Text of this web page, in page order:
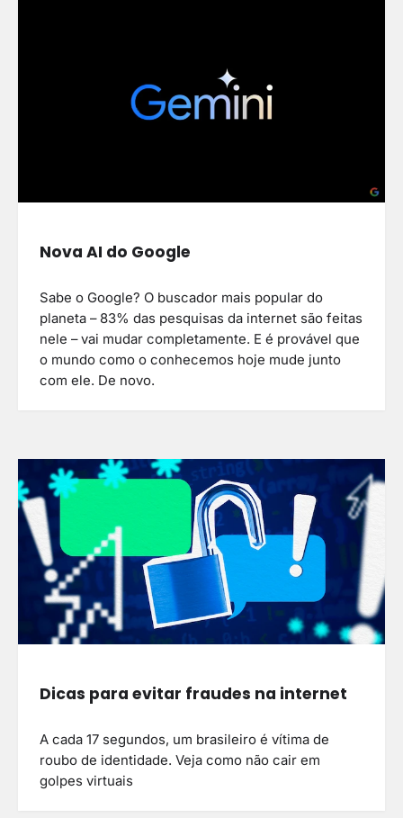
Nova AI do Google
Sabe o Google? O buscador mais popular do
planeta – 83% das pesquisas da internet são feitas
nele – vai mudar completamente. E é provável que
o mundo como o conhecemos hoje mude junto
com ele. De novo.
Dicas para evitar fraudes na internet
A cada 17 segundos, um brasileiro é vítima de
roubo de identidade. Veja como não cair em
golpes virtuais